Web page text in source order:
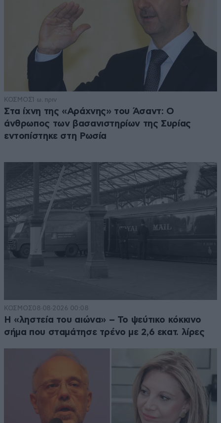
ΚΟΣΜΟΣ1 ω. πριν
Στα ίχνη της «Αράχνης» του Άσαντ: Ο
άνθρωπος των βασανιστηρίων της Συρίας
εντοπίστηκε στη Ρωσία
ΚΟΣΜΟΣ08·08·2026 00:08
Η «ληστεία του αιώνα» – Το ψεύτικο κόκκινο
σήμα που σταμάτησε τρένο με 2,6 εκατ. λίρες